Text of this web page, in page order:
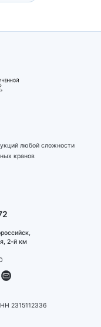
любой сложности
кранов
2-й км
2315112336